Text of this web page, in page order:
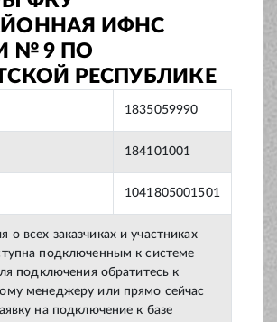
ИФНС
№ 9 ПО
РЕСПУБЛИКЕ
1835059990
184101001
1041805001501
о всех заказчиках и участниках
подключенным к системе
подключения обратитесь к
менеджеру или прямо сейчас
на подключение к базе